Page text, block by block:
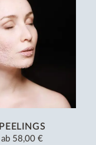
PEELINGS
ab 58,00 €